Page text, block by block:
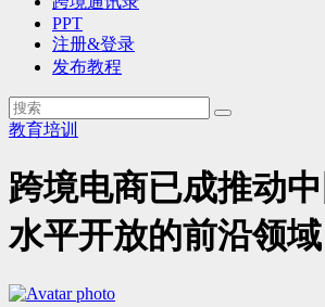
PPT
注册&登录
发布教程
教育培训
跨境电商已成推动
水平开放的前沿领域